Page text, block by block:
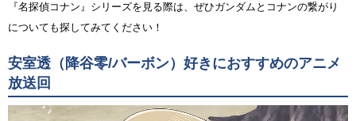
『名探偵コナン』シリーズを見る際は、ぜひガンダムとコナンの繋がり
についても探してみてください！
安室透（降谷零/バーボン）好きにおすすめのアニメ
放送回